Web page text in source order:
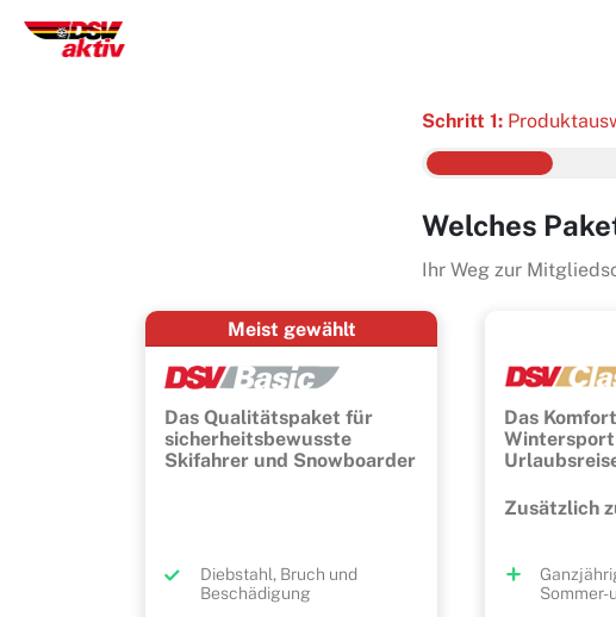
Schritt 1:
Welches
Ihr Weg zur
Meist gewählt
Das Qualitätspaket für
sicherheitsbewusste
Skifahrer und Snowboarder
Diebstahl, Bruch und
Beschädigung
Das
Zusätzlich
Sommer-